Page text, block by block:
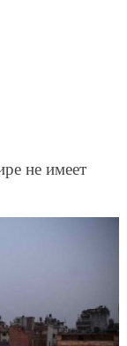
не имеет